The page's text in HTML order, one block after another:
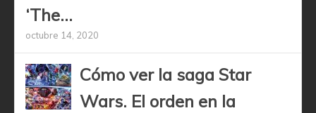
‘The...
octubre 14, 2020
Cómo ver la saga Star
Wars. El orden en la